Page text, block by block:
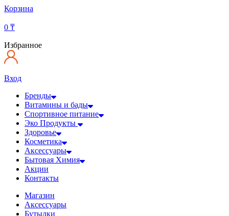
Корзина
0 ₸
Избранное
Вход
Бренды
Витамины и бады
Спортивное питание
Эко Продукты
Здоровье
Косметика
Аксессуары
Бытовая Химия
Акции
Контакты
Магазин
Аксессуары
Бутылки